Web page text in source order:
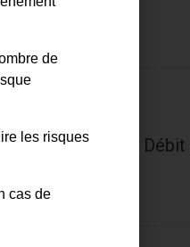
l’Accueil –
de
les risques
cas de